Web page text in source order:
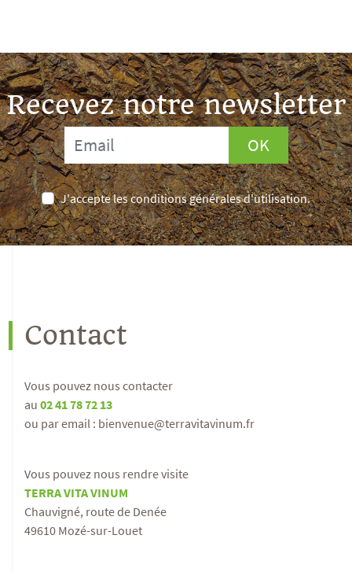
Recevez notre newsletter
OK
J'accepte les conditions générales d'utilisation.
Contact
Vous pouvez nous contacter
au 02 41 78 72 13
ou par email : bienvenue@terravitavinum.fr
Vous pouvez nous rendre visite
TERRA VITA VINUM
Chauvigné, route de Denée
49610 Mozé-sur-Louet